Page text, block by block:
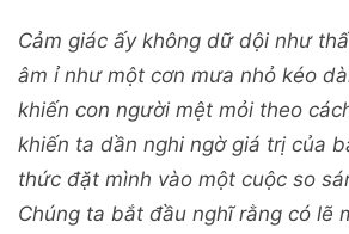
Cảm giác ấy không dữ dội như
âm ỉ như một cơn mưa nhỏ kéo
khiến con người mệt mỏi theo
khiến ta dần nghi ngờ giá trị của
thức đặt mình vào một cuộc so
Chúng ta bắt đầu nghĩ rằng có lẽ